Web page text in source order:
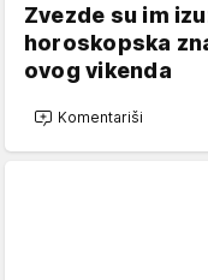
Zvezde su im
horoskopska
ovog vikenda
Komentariši